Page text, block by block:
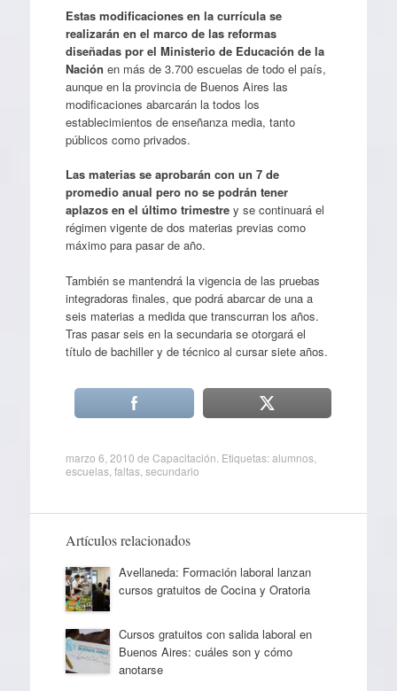
Estas modificaciones en la currícula se
realizarán en el marco de las reformas
diseñadas por el Ministerio de Educación de la
Nación en más de 3.700 escuelas de todo el país,
aunque en la provincia de Buenos Aires las
modificaciones abarcarán la todos los
establecimientos de enseñanza media, tanto
públicos como privados.
Las materias se aprobarán con un 7 de
promedio anual pero no se podrán tener
aplazos en el último trimestrey se continuará el
régimen vigente de dos materias previas como
máximo para pasar de año.
También se mantendrá la vigencia de las pruebas
integradoras finales, que podrá abarcar de una a
seis materias a medida que transcurran los años.
Tras pasar seis en la secundaria se otorgará el
título de bachiller y de técnico al cursar siete años.
marzo 6, 2010 de Capacitación . Etiquetas:alumnos,
escuelas, faltas, secundario
Artículos relacionados
Avellaneda: Formación laboral lanzan
cursos gratuitos de Cocina y Oratoria
Cursos gratuitos con salida laboral en
Buenos Aires: cuáles son y cómo
anotarse